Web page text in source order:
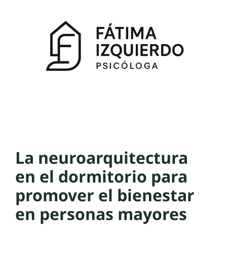
La neuroarquitectura
en el dormitorio para
promover el bienestar
en personas mayores